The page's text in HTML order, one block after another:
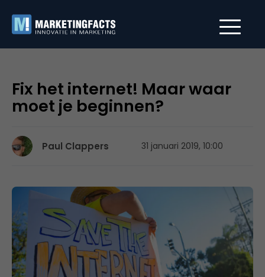
Fix het internet! Maar waar
moet je beginnen?
Paul Clappers 31 januari 2019, 10:00